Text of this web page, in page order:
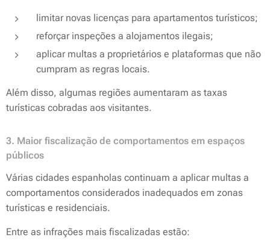
limitar novas licenças para apartamentos turísticos;
reforçar inspeções a alojamentos ilegais;
aplicar multas a proprietários e plataformas que não
cumpram as regras locais.
Além disso, algumas regiões aumentaram as taxas
turísticas cobradas aos visitantes.
3. Maior fiscalização de comportamentos em espaços
públicos
Várias cidades espanholas continuam a aplicar multas a
comportamentos considerados inadequados em zonas
turísticas e residenciais.
Entre as infrações mais fiscalizadas estão: